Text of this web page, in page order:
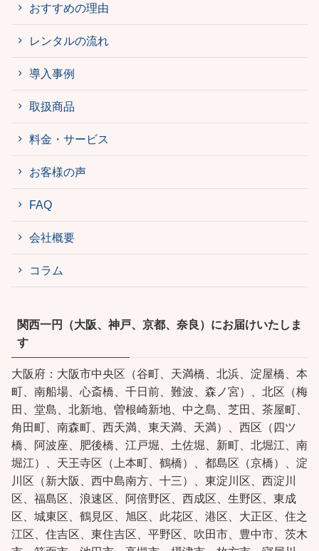
おすすめの理由
レンタルの流れ
導入事例
取扱商品
料金・サービス
お客様の声
FAQ
会社概要
コラム
関西一円（大阪、神戸、京都、奈良）にお届けいたしま
す
大阪府：大阪市中央区（谷町、天満橋、北浜、淀屋橋、本
町、南船場、心斎橋、千日前、難波、森ノ宮）、北区（梅
田、堂島、北新地、曽根崎新地、中之島、芝田、茶屋町、
角田町、南森町、西天満、東天満、天満）、西区（四ツ
橋、阿波座、肥後橋、江戸堀、土佐堀、新町、北堀江、南
堀江）、天王寺区（上本町、鶴橋）、都島区（京橋）、淀
川区（新大阪、西中島南方、十三）、東淀川区、西淀川
区、福島区、浪速区、阿倍野区、西成区、生野区、東成
区、城東区、鶴見区、旭区、此花区、港区、大正区、住之
江区、住吉区、東住吉区、平野区、吹田市、豊中市、茨木